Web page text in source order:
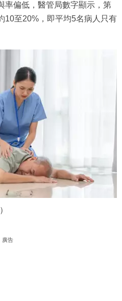
率偏低，醫管局數字顯示，第
10至20%，即平均5名病人只有
廣告